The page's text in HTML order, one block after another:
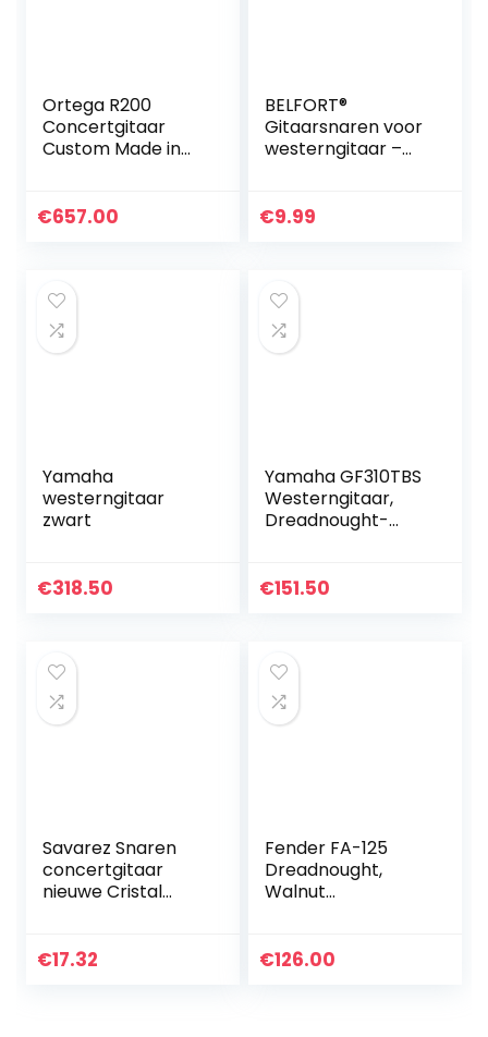
Ortega R200
Concertgitaar
Custom Made in
Spanje massieve
€657.00
BELFORT®
Gitaarsnaren voor
westerngitaar –
snarenset) voor
€9.99
Yamaha
westerngitaar
zwart
€318.50
Yamaha GF310TBS
Westerngitaar,
Dreadnought-
van Hout, Tobacco
€151.50
Savarez Snaren
concertgitaar
nieuwe Cristal
spanning
€17.32
Fender FA-125
Dreadnought,
Walnut
€126.00